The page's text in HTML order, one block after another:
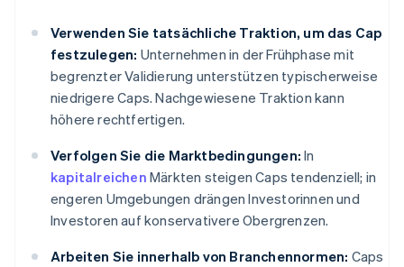
Verwenden Sie tatsächliche Traktion, um das Cap
festzulegen: Unternehmen in der Frühphase mit
begrenzter Validierung unterstützen typischerweise
niedrigere Caps. Nachgewiesene Traktion kann
höhere rechtfertigen.
Verfolgen Sie die Marktbedingungen: In
kapitalreichen Märkten steigen Caps tendenziell; in
engeren Umgebungen drängen Investorinnen und
Investoren auf konservativere Obergrenzen.
Arbeiten Sie innerhalb von Branchennormen: Caps